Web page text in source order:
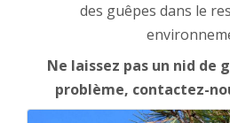
des guêpes dans le
Ne laissez pas un nid de
problème, contactez-